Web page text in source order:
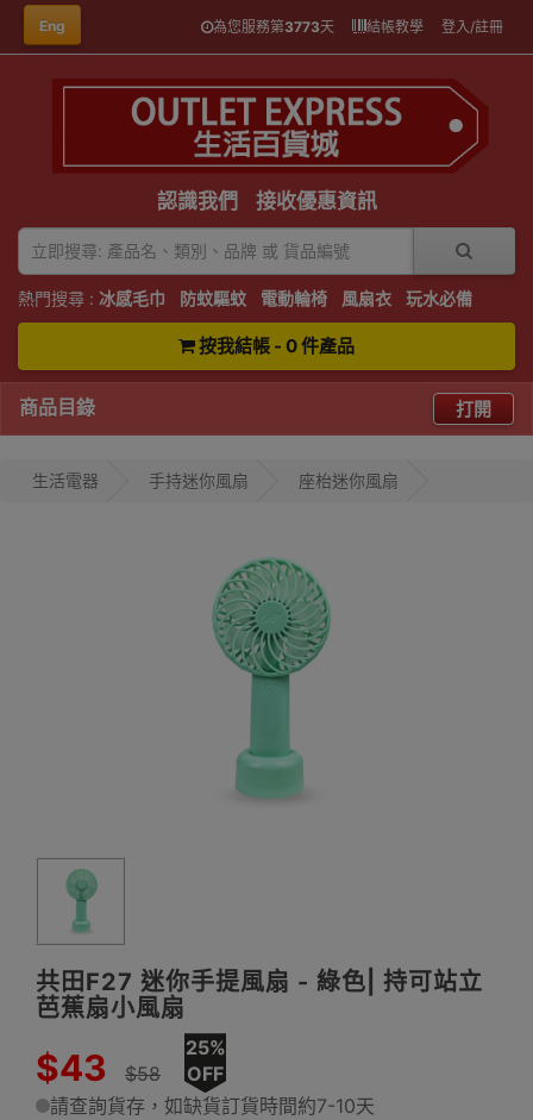
Eng 為您服務第3773天 結帳教學 登入/註冊
認識我們 接收優惠資訊
熱門搜尋 : 冰感毛巾 防蚊驅蚊 電動輪椅 風扇衣 玩水必備
按我結帳 - 0 件產品
商品目錄 打開
生活電器 手持迷你風扇 座枱迷你風扇
共田F27 迷你手提風扇 - 綠色| 持可站立
芭蕉扇小風扇
$43 $58
25%
OFF
請查詢貨存，如缺貨訂貨時間約7-10天